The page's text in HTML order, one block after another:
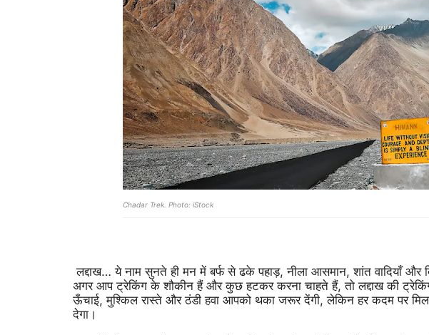
Chadar Trek. Photo: iStock
लद्दाख… ये नाम सुनते ही मन में बर्फ से ढके पहाड़, नीला आसमान, शांत वादियाँ और
अगर आपट्रेकिंग के शौकीनहैं और कुछ हटकर करना चाहते हैं, तो लद्दाख की
ऊँचाई, मुश्किल रास्ते और ठंडी हवा आपको थका जरूर देंगी, लेकिन हर कदम पर
देगा।